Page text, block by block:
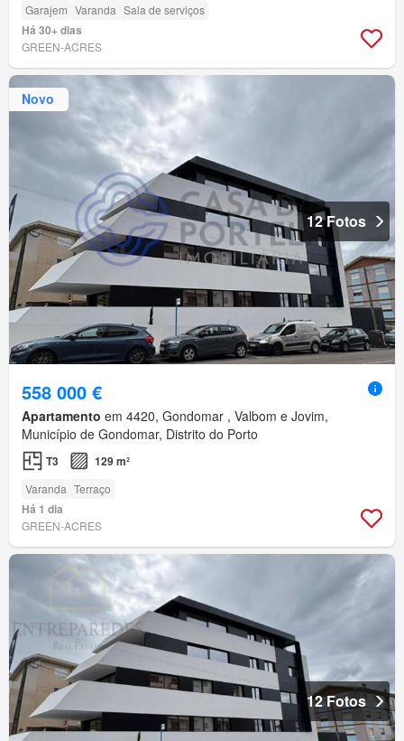
Garajem Varanda Sala de serviços
Há 30+ dias
GREEN-ACRES
Novo
12 Fotos
558 000 €
Apartamento em 4420, Gondomar , Valbom e Jovim,
Município de Gondomar, Distrito do Porto
T3 129 m²
Varanda Terraço
Há 1 dia
GREEN-ACRES
12 Fotos